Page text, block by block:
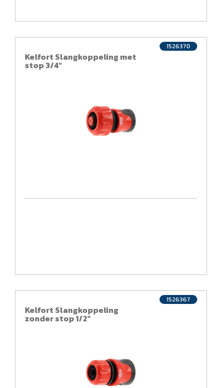
Kelfort Slangkoppeling met
stop 3/4"
1526370
Kelfort Slangkoppeling
zonder stop 1/2"
1526367